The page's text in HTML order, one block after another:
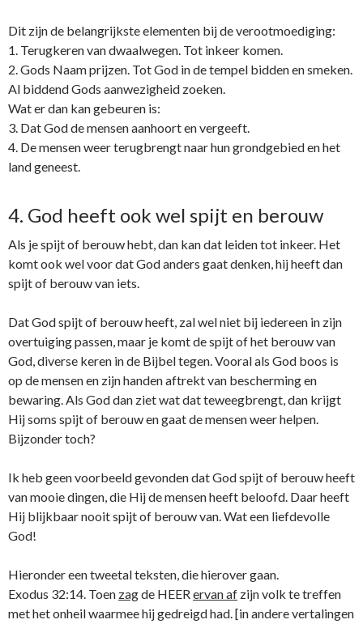
Dit zijn de belangrijkste elementen bij de verootmoediging:
1. Terugkeren van dwaalwegen. Tot inkeer komen.
2. Gods Naam prijzen. Tot God in de tempel bidden en smeken.
Al biddend Gods aanwezigheid zoeken.
Wat er dan kan gebeuren is:
3. Dat God de mensen aanhoort en vergeeft.
4. De mensen weer terugbrengt naar hun grondgebied en het
land geneest.
4. God heeft ook wel spijt en berouw
Als je spijt of berouw hebt, dan kan dat leiden tot inkeer. Het
komt ook wel voor dat God anders gaat denken, hij heeft dan
spijt of berouw van iets.
Dat God spijt of berouw heeft, zal wel niet bij iedereen in zijn
overtuiging passen, maar je komt de spijt of het berouw van
God, diverse keren in de Bijbel tegen. Vooral als God boos is
op de mensen en zijn handen aftrekt van bescherming en
bewaring. Als God dan ziet wat dat teweegbrengt, dan krijgt
Hij soms spijt of berouw en gaat de mensen weer helpen.
Bijzonder toch?
Ik heb geen voorbeeld gevonden dat God spijt of berouw heeft
van mooie dingen, die Hij de mensen heeft beloofd. Daar heeft
Hij blijkbaar nooit spijt of berouw van. Wat een liefdevolle
God!
Hieronder een tweetal teksten, die hierover gaan.
Exodus 32:14. Toen zagde HEERervan af zijn volk te treffen
met het onheil waarmee hij gedreigd had. [in andere vertalingen